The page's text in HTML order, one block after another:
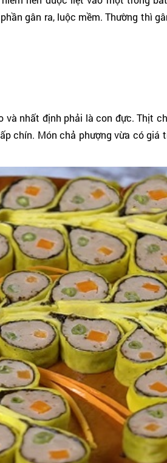
gân ra, luộc mềm. Thường thì
nhất định phải là con đực. Thịt
chín. Món chả phượng vừa có